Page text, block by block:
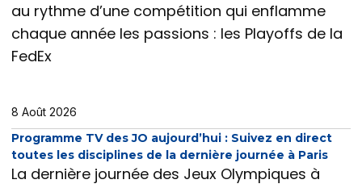
au rythme d’une compétition qui enflamme
chaque année les passions : les Playoffs de la
FedEx
8 Août 2026
Programme TV des JO aujourd’hui : Suivez en direct
toutes les disciplines de la dernière journée à Paris
La dernière journée des Jeux Olympiques à